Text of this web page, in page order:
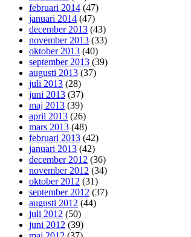
februari 2014 (47)
januari 2014 (47)
december 2013 (43)
november 2013 (33)
oktober 2013 (40)
september 2013 (39)
augusti 2013 (37)
juli 2013 (28)
juni 2013 (37)
maj 2013 (39)
april 2013 (26)
mars 2013 (48)
februari 2013 (42)
januari 2013 (42)
december 2012 (36)
november 2012 (34)
oktober 2012 (31)
september 2012 (37)
augusti 2012 (44)
juli 2012 (50)
juni 2012 (39)